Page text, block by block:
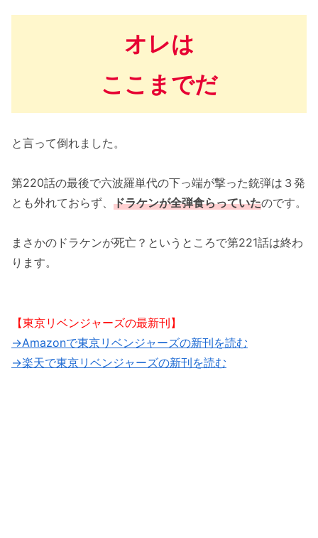
オレは
ここまでだ
と言って倒れました。
第220話の最後で六波羅単代の下っ端が撃った銃弾は３発
とも外れておらず、 ドラケンが全弾食らっていたのです。
まさかのドラケンが死亡？というところで第221話は終わ
ります。
【東京リベンジャーズの最新刊】
→Amazonで東京リベンジャーズの新刊を読む
→楽天で東京リベンジャーズの新刊を読む